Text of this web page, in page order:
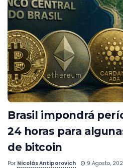
Brasil impondrá
24 horas para
de bitcoin
Por Nicolás Antiporovich 9 Agosto,